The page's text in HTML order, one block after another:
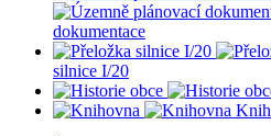
dokumentace
silnice I/20